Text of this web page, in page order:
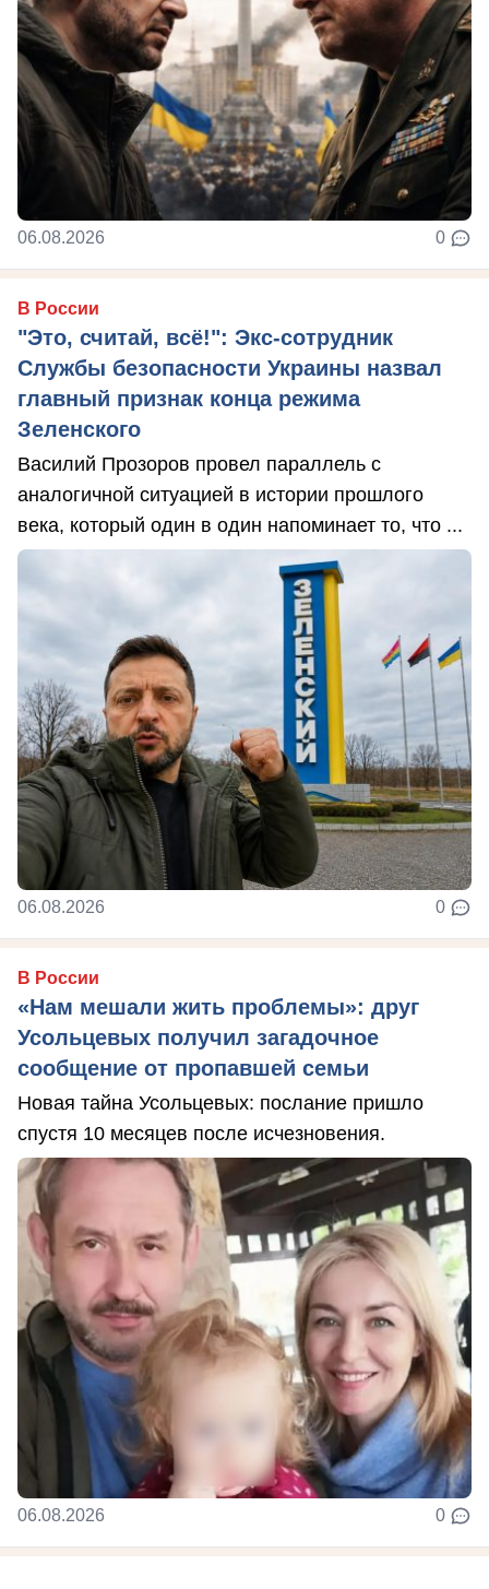
06.08.2026 0
В России
"Это, считай, всё!": Экс-сотрудник
Службы безопасности Украины назвал
главный признак конца режима
Зеленского
Василий Прозоров провел параллель с
аналогичной ситуацией в истории прошлого
века, который один в один напоминает то, что ...
06.08.2026 0
В России
«Нам мешали жить проблемы»: друг
Усольцевых получил загадочное
сообщение от пропавшей семьи
Новая тайна Усольцевых: послание пришло
спустя 10 месяцев после исчезновения.
06.08.2026 0